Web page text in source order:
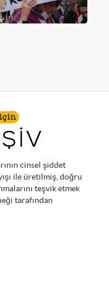
cinsel şiddet
ile üretilmiş, doğru
teşvik etmek
tarafından